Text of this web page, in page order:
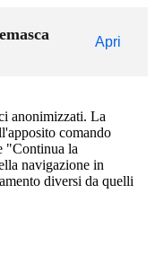
Apri
anonimizzati. La
comando
"Continua la
navigazione in
diversi da quelli